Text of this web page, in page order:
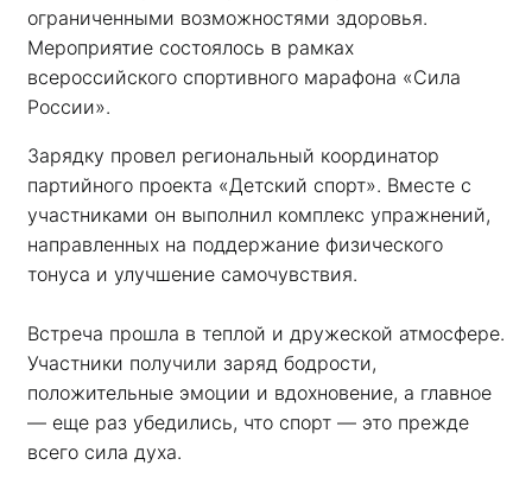
ограниченными возможностями здоровья.
Мероприятие состоялось в рамках
всероссийского спортивного марафона «Сила
России».
Зарядку провел региональный координатор
партийного проекта «Детский спорт». Вместе с
участниками он выполнил комплекс упражнений,
направленных на поддержание физического
тонуса и улучшение самочувствия.
Встреча прошла в теплой и дружеской атмосфере.
Участники получили заряд бодрости,
положительные эмоции и вдохновение, а главное
— еще раз убедились, что спорт — это прежде
всего сила духа.